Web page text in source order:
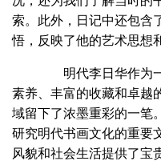
索。此外，日记中还包含
悟，反映了他的艺术思想
明代李日华作为一
素养、丰富的收藏和卓越
域留下了浓墨重彩的一笔
研究明代书画文化的重要
风貌和社会生活提供了宝